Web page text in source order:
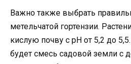
Важно также выбрать
метельчатой гортензии.
кислую почву с pH от 5,2 до
будет смесь садовой земли с